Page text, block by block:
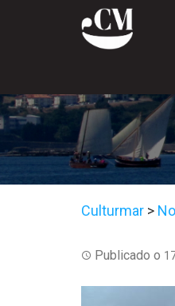
Culturmar >
Publicado o